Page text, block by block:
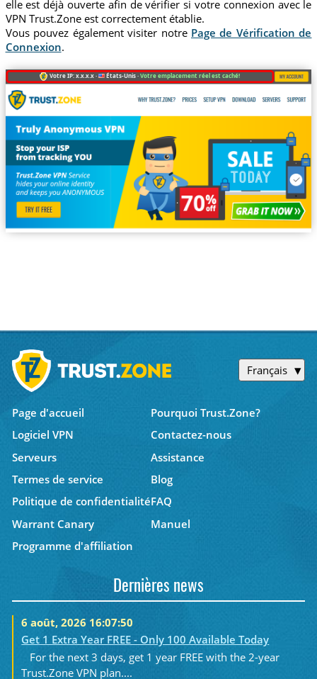
elle est déjà ouverte afin de vérifier si votre connexion avec le
VPN Trust.Zone est correctement établie.
Vous pouvez également visiter notre Page de Vérification de
Connexion.
Votre IP: x.x.x.x · États-Unis ·Votre emplacement réel est caché!
Français
Page d'accueil
Pourquoi Trust.Zone?
Logiciel VPN
Contactez-nous
Serveurs
Assistance
Termes de service
Blog
Politique de confidentialitéFAQ
Warrant Canary
Manuel
Programme d'affiliation
Dernières news
6 août, 2026 16:07:50
Get 1 Extra Year FREE - Only 100 Available Today
For the next 3 days, get 1 year FREE with the 2-year
Trust.Zone VPN plan....